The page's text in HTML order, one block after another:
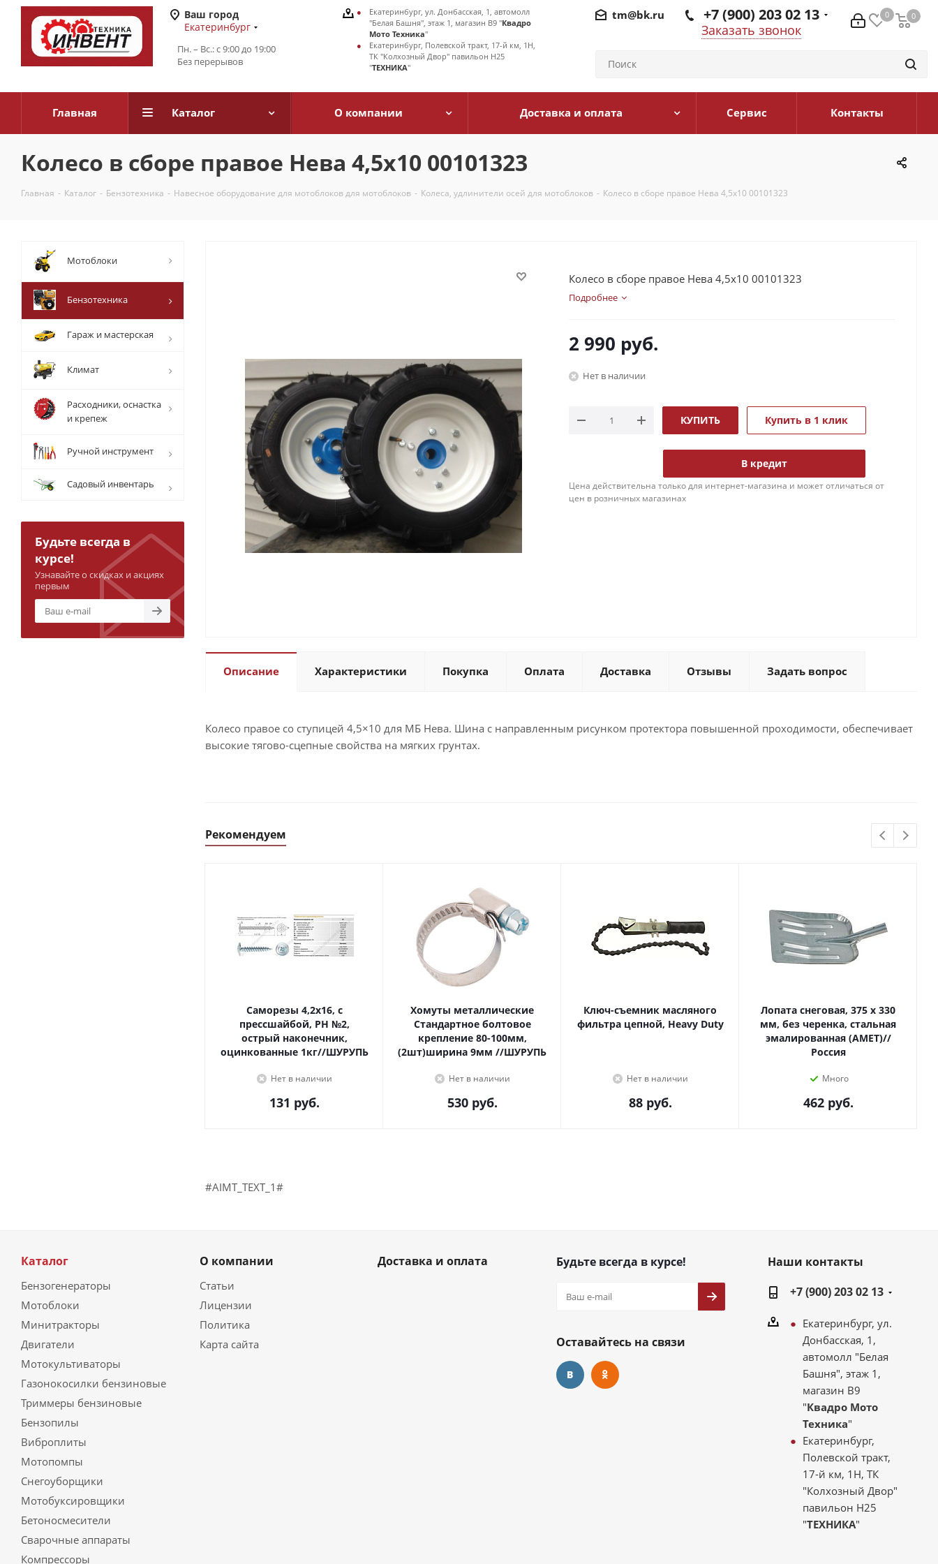
Ваш город
Екатеринбург
Пн. – Вс.: с 9:00 до 19:00
Без перерывов
0 0
0
+7 (900) 203 02 13
Заказать звонок
tm@bk.ru
Екатеринбург, ул. Донбасская, 1, автомолл
"Белая Башня", этаж 1, магазин В9 "Квадро
Мото Техника"
Екатеринбург, Полевской тракт, 17-й км, 1Н,
ТК "Колхозный Двор" павильон Н25
"ТЕХНИКА"
Главная Каталог О компании Доставка и оплата Сервис Контакты
Колесо в сборе правое Нева 4,5х10 00101323
Главная - Каталог - Бензотехника - Навесное оборудование для мотоблоков для мотоблоков - Колеса, удлинители осей для мотоблоков - Колесо в сборе правое Нева 4,5х10 00101323
Колесо в сборе правое Нева 4,5х10 00101323
Подробнее
2 990 руб.
Нет в наличии
КУПИТЬ Купить в 1 клик
В кредит
Цена действительна только для интернет-магазина и может отличаться от
цен в розничных магазинах
Описание Характеристики Покупка Оплата Доставка Отзывы Задать вопрос
Колесо правое со ступицей 4,5×10 для МБ Нева. Шина с направленным рисунком протектора повышенной проходимости, обеспечивает
высокие тягово-сцепные свойства на мягких грунтах.
Рекомендуем
Саморезы 4,2х16, с
прессшайбой, PH №2,
острый наконечник,
оцинкованные 1кг//ШУРУПЬ
Нет в наличии
131 руб.
Хомуты металлические
Стандартное болтовое
крепление 80-100мм,
(2шт)ширина 9мм //ШУРУПЬ
Нет в наличии
530руб.
Ключ-съемник масляного
фильтра цепной, Heavy Duty
Нет в наличии
88руб.
Лопата снеговая, 375 х 330
мм, без черенка, стальная
эмалированная (АМЕТ)//
Россия
Много
462руб.
#AIMT_TEXT_1#
Мотоблоки
Бензотехника
Гараж и мастерская
Климат
Расходники, оснастка
и крепеж
Ручной инструмент
Садовый инвентарь
Будьте всегда в
курсе!
Узнавайте о скидках и акциях
первым
Каталог
Бензогенераторы
Мотоблоки
Минитракторы
Двигатели
Мотокультиваторы
Газонокосилки бензиновые
Триммеры бензиновые
Бензопилы
Виброплиты
Мотопомпы
Снегоуборщики
Мотобуксировщики
Бетоносмесители
Сварочные аппараты
Компрессоры
О компании
Статьи
Лицензии
Политика
Карта сайта
Доставка и оплата Будьте всегда в курсе!
Оставайтесь на связи
Наши контакты
+7 (900) 203 02 13
Екатеринбург, ул.
Донбасская, 1,
автомолл "Белая
Башня", этаж 1,
магазин В9
"Квадро Мото
Техника"
Екатеринбург,
Полевской тракт,
17-й км, 1Н, ТК
"Колхозный Двор"
павильон Н25
"ТЕХНИКА"